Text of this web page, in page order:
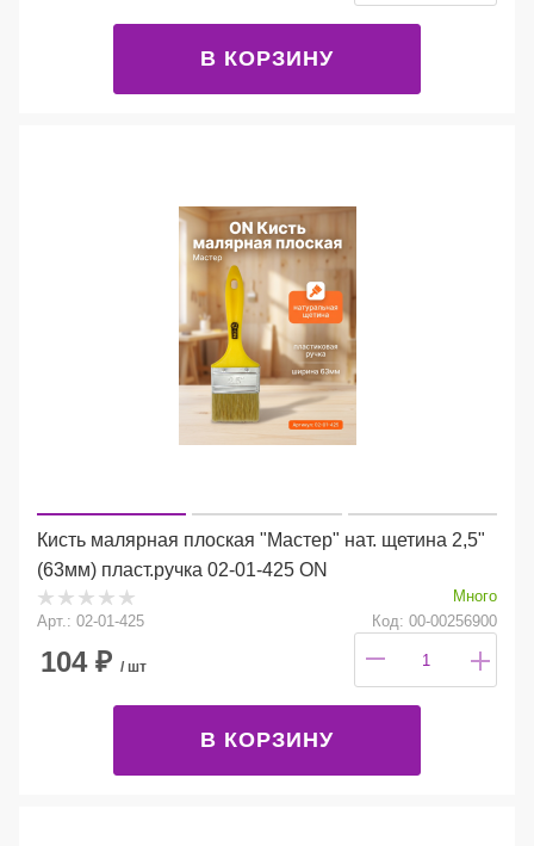
В КОРЗИНУ
Кисть малярная плоская "Мастер" нат. щетина 2,5"
(63мм) пласт.ручка 02-01-425 ON
Много
Арт.: 02-01-425
Код: 00-00256900
104₽ / шт
В КОРЗИНУ